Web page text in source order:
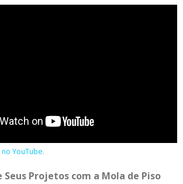
YouTube.
Projetos com a Mola de Piso